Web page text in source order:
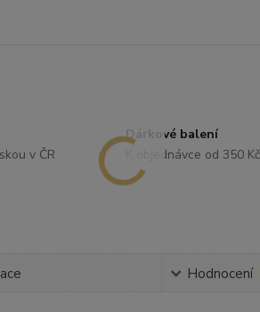
v ČR
Dárkové balení
K objednávce od 350 Kč
Hodnocení